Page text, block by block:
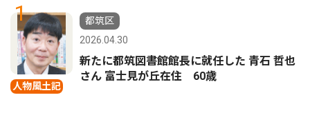
1
人物風土記
都筑区
2026.04.30
新たに都筑図書館館長に就任した 青石 哲也
さん 富士見が丘在住 60歳